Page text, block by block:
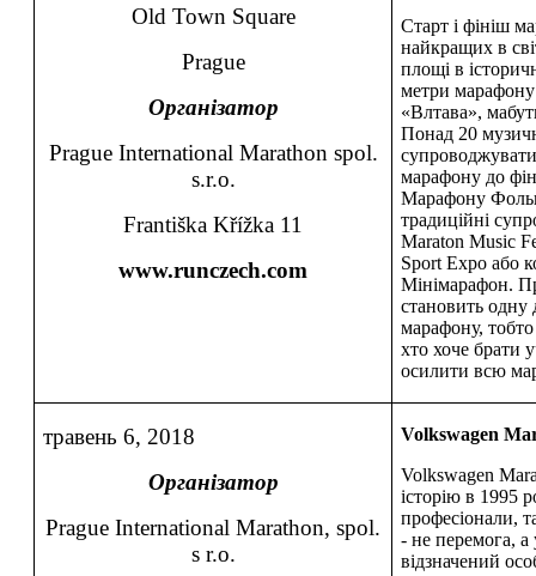
Old Town Square
Prague
Організатор
Prague International Marathon spol.
s.r.o.
Františka Křížka 11
www.runczech.com
Старт і фініш
найкращих в
площі в
метри
«Влтава»,
Понад 20
марафону до
Марафону
традиційні
Maraton Music
Sport Expo або
Мінімарафон.
становить одну
марафону,
хто хоче брати
осилити всю
травень 6, 2018
Організатор
Prague International Marathon, spol.
s r.o.
Volkswagen
Volkswagen
історію в 1995
професіонали,
- не перемога,
відзначений